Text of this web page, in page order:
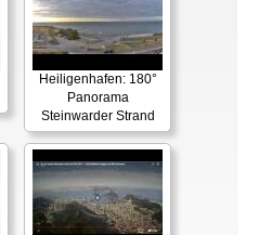
Heiligenhafen: 180°
Panorama
Steinwarder Strand